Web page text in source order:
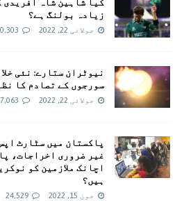
زیادہ بولنگ ہے؟
جولائی 22, 2022
نیوٹران ستارے: نئی
سورجوں کے تصادم کا
جولائی 22, 2022
پاکستان میں سٹارٹ
غیر ضروری اخراجات،
اچانک ملازمین کو
ہیں؟
جون 15, 2022 24,529